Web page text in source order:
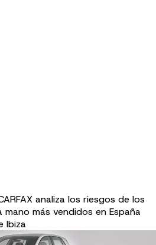
analiza los riesgos de los
más vendidos en España
Ibiza